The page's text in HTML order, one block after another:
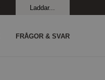
Laddar...
FRÅGOR & SVAR